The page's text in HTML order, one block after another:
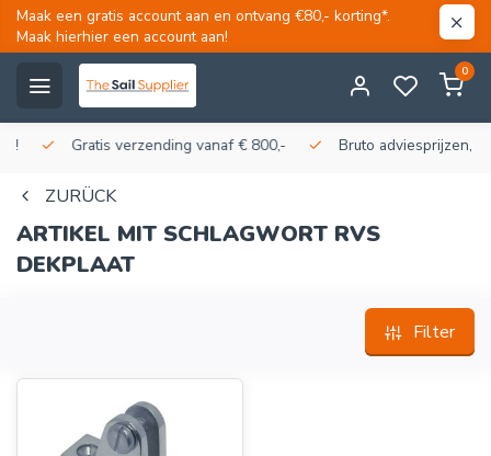
Maak een gratis account aan en ontvang €80,- korting*.
Maak hierhier een account aan!
0
Gratis verzending vanaf € 800,- Bruto adviesprijzen,
ZURÜCK
ARTIKEL MIT SCHLAGWORT RVS
DEKPLAAT
Filter